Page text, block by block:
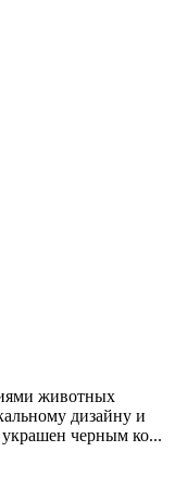
животных
дизайну и
черным ко...